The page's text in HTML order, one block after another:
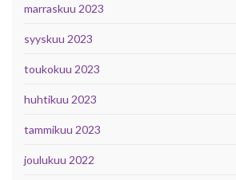
marraskuu 2023
syyskuu 2023
toukokuu 2023
huhtikuu 2023
tammikuu 2023
joulukuu 2022